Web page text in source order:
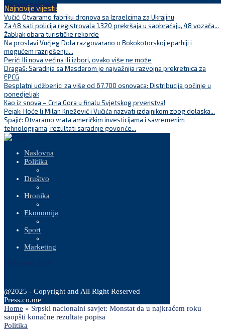
Najnovije vijesti:
Vučić: Otvaramo fabriku dronova sa Izraelcima za Ukrajinu
Za 48 sati policija registrovala 1.320 prekršaja u saobraćaju, 48 vozača...
Žabljak obara turističke rekorde
Na proslavi Vučjeg Dola razgovarano o Bokokotorskoj eparhiji i
mogućem razrješenju...
Perić: Ili nova većina ili izbori, ovako više ne može
Dragaš: Saradnja sa Masdarom je najvažnija razvojna prekretnica za
EPCG
Besplatni udžbenici za više od 67.700 osnovaca: Distribucija počinje u
ponedjeljak
Kao iz snova – Crna Gora u finalu Svjetskog prvenstva!
Pejak: Hoće li Milan Knežević i Vučića nazvati izdajnikom zbog dolaska...
Spajić: Otvaramo vrata američkim investicijama i savremenim
tehnologijama, rezultati saradnje govoriće...
Naslovna
Politika
Društvo
Hronika
Ekonomija
Sport
Marketing
@2025 - Copyright and All Right Reserved
Press.co.me
Home » Srpski nacionalni savjet: Monstat da u najkraćem roku
saopšti konačne rezultate popisa
Politika